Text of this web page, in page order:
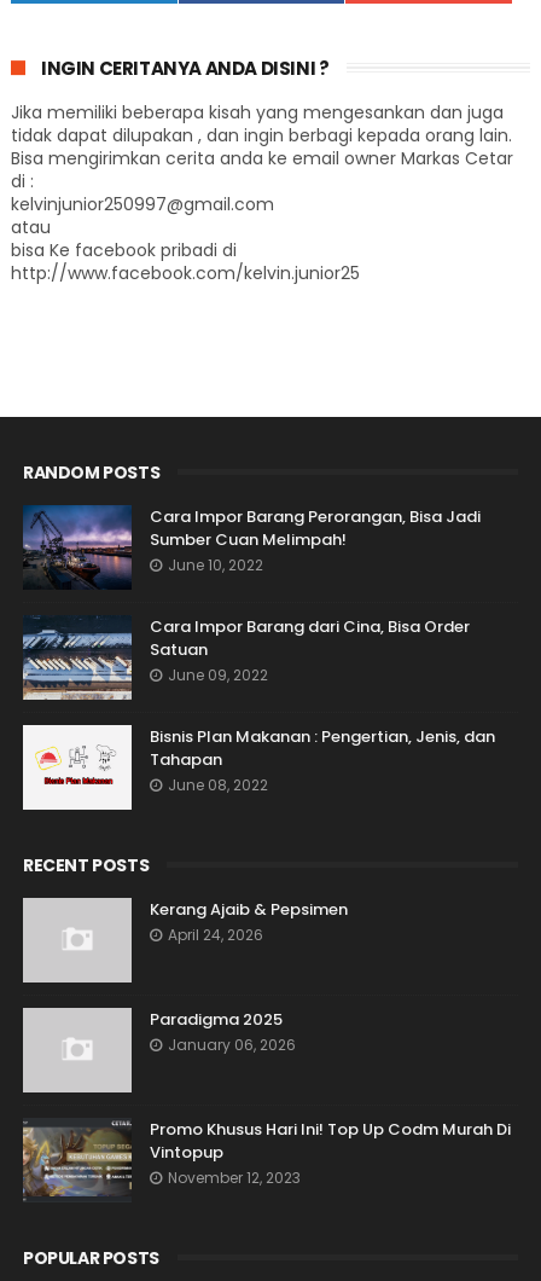
INGIN CERITANYA ANDA DISINI ?
Jika memiliki beberapa kisah yang mengesankan dan juga
tidak dapat dilupakan , dan ingin berbagi kepada orang lain.
Bisa mengirimkan cerita anda ke email owner Markas Cetar
di :
kelvinjunior250997@gmail.com
atau
bisa Ke facebook pribadi di
http://www.facebook.com/kelvin.junior25
RANDOM POSTS
Cara Impor Barang Perorangan, Bisa Jadi
Sumber Cuan Melimpah!
June 10, 2022
Cara Impor Barang dari Cina, Bisa Order
Satuan
June 09, 2022
Bisnis Plan Makanan : Pengertian, Jenis, dan
Tahapan
June 08, 2022
RECENT POSTS
Kerang Ajaib & Pepsimen
April 24, 2026
Paradigma 2025
January 06, 2026
Promo Khusus Hari Ini! Top Up Codm Murah Di
Vintopup
November 12, 2023
POPULAR POSTS